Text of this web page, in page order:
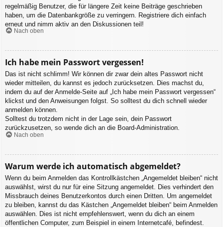
regelmäßig Benutzer, die für längere Zeit keine Beiträge geschrieben
haben, um die Datenbankgröße zu verringern. Registriere dich einfach
erneut und nimm aktiv an den Diskussionen teil!
Nach oben
Ich habe mein Passwort vergessen!
Das ist nicht schlimm! Wir können dir zwar dein altes Passwort nicht
wieder mitteilen, du kannst es jedoch zurücksetzen. Dies machst du,
indem du auf der Anmelde-Seite auf „Ich habe mein Passwort vergessen“
klickst und den Anweisungen folgst. So solltest du dich schnell wieder
anmelden können.
Solltest du trotzdem nicht in der Lage sein, dein Passwort
zurückzusetzen, so wende dich an die Board-Administration.
Nach oben
Warum werde ich automatisch abgemeldet?
Wenn du beim Anmelden das Kontrollkästchen „Angemeldet bleiben“ nicht
auswählst, wirst du nur für eine Sitzung angemeldet. Dies verhindert den
Missbrauch deines Benutzerkontos durch einen Dritten. Um angemeldet
zu bleiben, kannst du das Kästchen „Angemeldet bleiben“ beim Anmelden
auswählen. Dies ist nicht empfehlenswert, wenn du dich an einem
öffentlichen Computer, zum Beispiel in einem Internetcafé, befindest.